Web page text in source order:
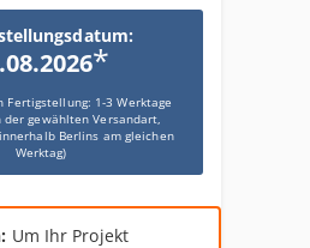
*
Fertigstellung: 1-3 Werktage
der gewählten Versandart,
Berlins am gleichen
Werktag)
Um Ihr Projekt